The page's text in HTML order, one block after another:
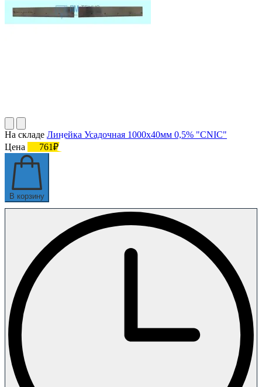
На складе Линейка Усадочная 1000х40мм 0,5% "CNIC"
Цена
761₽
В корзину